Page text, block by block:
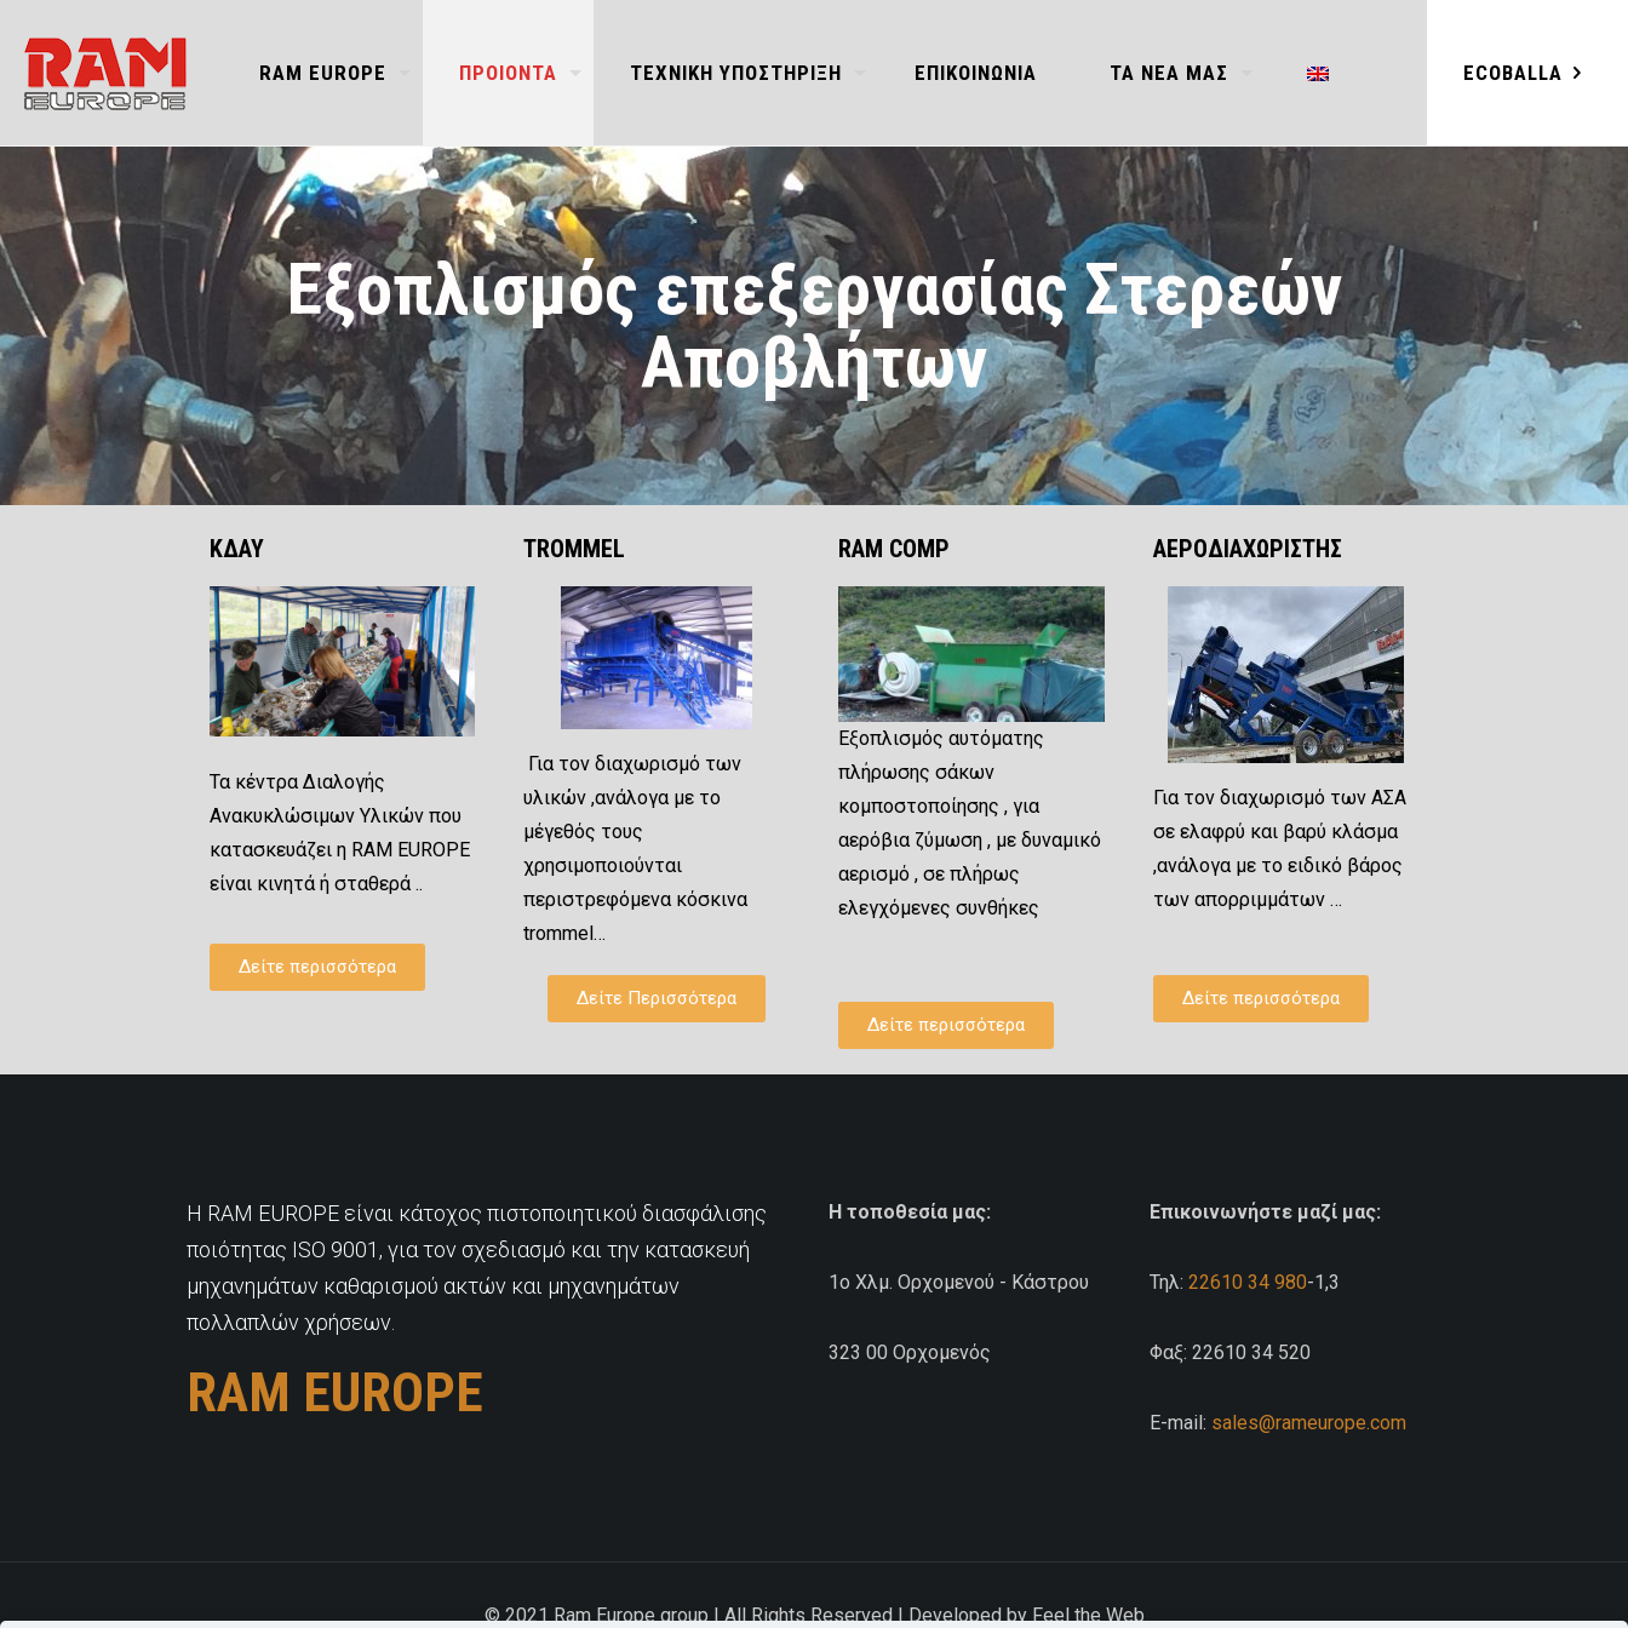
RAM EUROPE ΠΡΟΙΟΝΤΑ ΤΕΧΝΙΚΗ ΥΠΟΣΤΗΡΙΞΗ ΕΠΙΚΟΙΝΩΝΙΑ ΤΑ ΝΕΑ ΜΑΣ ECOBALLA
Εξοπλισμός επεξεργασίας Στερεών
Αποβλήτων
ΚΔΑΥ
Τα κέντρα Διαλογής
Ανακυκλώσιμων Υλικών που
κατασκευάζει η RAM EUROPE
είναι κινητά ή σταθερά ..
Δείτε περισσότερα
TROMMEL
Για τον διαχωρισμό των
υλικών ,ανάλογα με το
μέγεθός τους
χρησιμοποιούνται
περιστρεφόμενα κόσκινα
trommel…
Δείτε Περισσότερα
RAM COMP
Εξοπλισμός αυτόματης
πλήρωσης σάκων
κομποστοποίησης , για
αερόβια ζύμωση , με δυναμικό
αερισμό , σε πλήρως
ελεγχόμενες συνθήκες
Δείτε περισσότερα
ΑΕΡΟΔΙΑΧΩΡΙΣΤΗΣ
Για τον διαχωρισμό των ΑΣΑ
σε ελαφρύ και βαρύ κλάσμα
,ανάλογα με το ειδικό βάρος
των απορριμμάτων …
Δείτε περισσότερα
H RAM EUROPE είναι κάτοχος πιστοποιητικού διασφάλισης
ποιότητας ISO 9001, για τον σχεδιασμό και την κατασκευή
μηχανημάτων καθαρισμού ακτών και μηχανημάτων
πολλαπλών χρήσεων.
RAM EUROPE
Η τοποθεσία μας:
1ο Χλμ. Ορχομενού - Κάστρου
323 00 Ορχομενός
Επικοινωνήστε μαζί μας:
Τηλ: 22610 34 980-1,3
Φαξ: 22610 34 520
E-mail: sales@rameurope.com
© 2021 Ram Europe group | All Rights Reserved | Developed by Feel the Web